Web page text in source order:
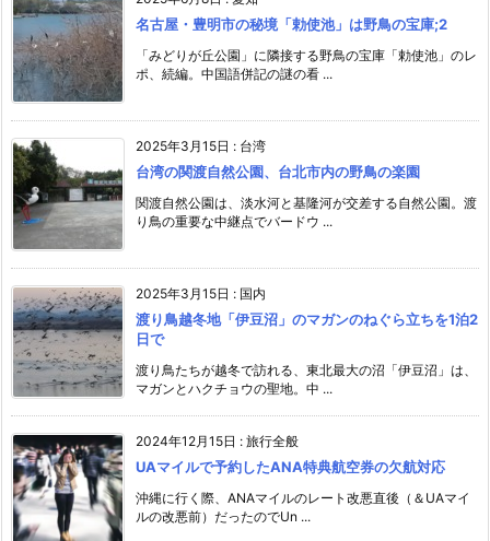
名古屋・豊明市の秘境「勅使池」は野鳥の宝庫;2
「みどりが丘公園」に隣接する野鳥の宝庫「勅使池」のレ
ポ、続編。中国語併記の謎の看 ...
2025年3月15日 : 台湾
台湾の関渡自然公園、台北市内の野鳥の楽園
関渡自然公園は、淡水河と基隆河が交差する自然公園。渡
り鳥の重要な中継点でバードウ ...
2025年3月15日 : 国内
渡り鳥越冬地「伊豆沼」のマガンのねぐら立ちを1泊2
日で
渡り鳥たちが越冬で訪れる、東北最大の沼「伊豆沼」は、
マガンとハクチョウの聖地。中 ...
2024年12月15日 : 旅行全般
UAマイルで予約したANA特典航空券の欠航対応
沖縄に行く際、ANAマイルのレート改悪直後（＆UAマイ
ルの改悪前）だったのでUn ...